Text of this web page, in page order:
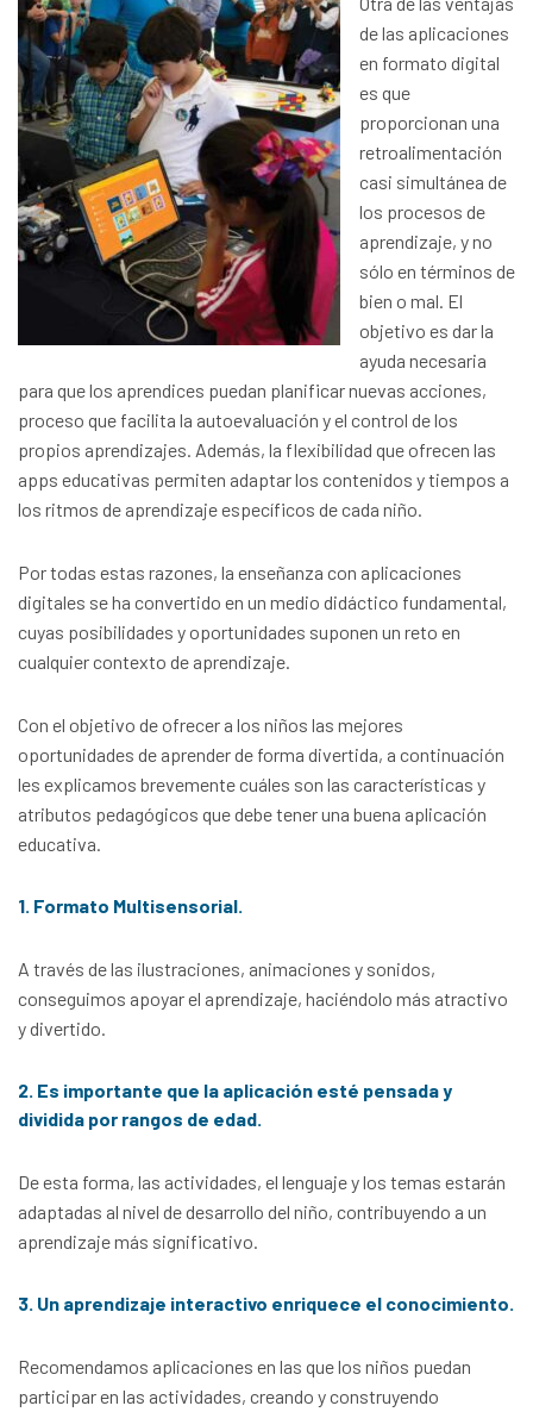
de las aplicaciones
en formato digital
es que
proporcionan una
retroalimentación
casi simultánea de
los procesos de
aprendizaje, y no
sólo en términos de
bien o mal. El
objetivo es dar la
ayuda necesaria
para que los aprendices puedan planificar nuevas acciones,
proceso que facilita la autoevaluación y el control de los
propios aprendizajes. Además, la flexibilidad que ofrecen las
apps educativas permiten adaptar los contenidos y tiempos a
los ritmos de aprendizaje específicos de cada niño.
Por todas estas razones, la enseñanza con aplicaciones
digitales se ha convertido en un medio didáctico fundamental,
cuyas posibilidades y oportunidades suponen un reto en
cualquier contexto de aprendizaje.
Con el objetivo de ofrecer a los niños las mejores
oportunidades de aprender de forma divertida, a continuación
les explicamos brevemente cuáles son las características y
atributos pedagógicos que debe tener una buena aplicación
educativa.
1. Formato Multisensorial.
A través de las ilustraciones, animaciones y sonidos,
conseguimos apoyar el aprendizaje, haciéndolo más atractivo
y divertido.
2. Es importante que la aplicación esté pensada y
dividida por rangos de edad.
De esta forma, las actividades, el lenguaje y los temas estarán
adaptadas al nivel de desarrollo del niño, contribuyendo a un
aprendizaje más significativo.
3. Un aprendizaje interactivo enriquece el conocimiento.
Recomendamos aplicaciones en las que los niños puedan
participar en las actividades, creando y construyendo